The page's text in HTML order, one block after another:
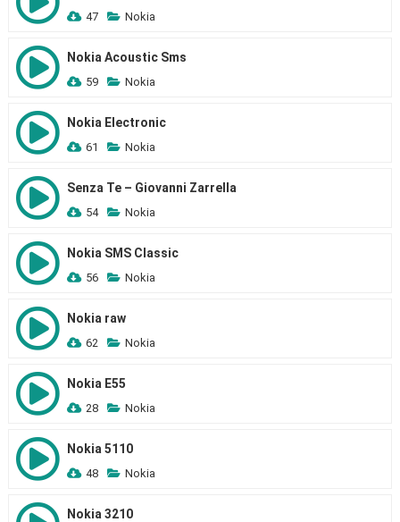
47 Nokia
Nokia Acoustic Sms
59 Nokia
Nokia Electronic
61 Nokia
Senza Te – Giovanni Zarrella
54 Nokia
Nokia SMS Classic
56 Nokia
Nokia raw
62 Nokia
Nokia E55
28 Nokia
Nokia 5110
48 Nokia
Nokia 3210